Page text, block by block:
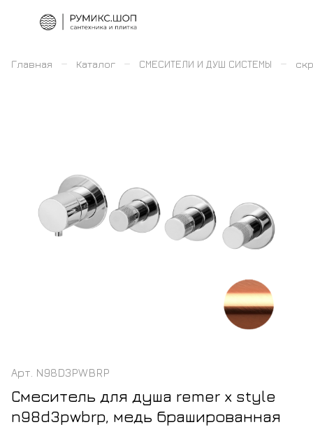
Главная – Каталог – СМЕСИТЕЛИ И ДУШ СИСТЕМЫ –
Арт. N98D3PWBRP
Смеситель для душа remer x style
n98d3pwbrp, медь брашированная